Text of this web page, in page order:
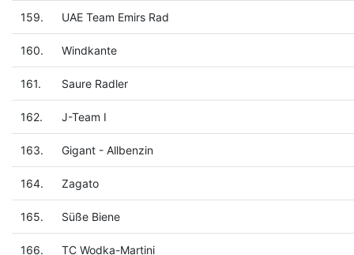
159. UAE Team Emirs Rad
160. Windkante
161. Saure Radler
162. J-Team I
163. Gigant - Allbenzin
164. Zagato
165. Süße Biene
166.
TC Wodka-Martini